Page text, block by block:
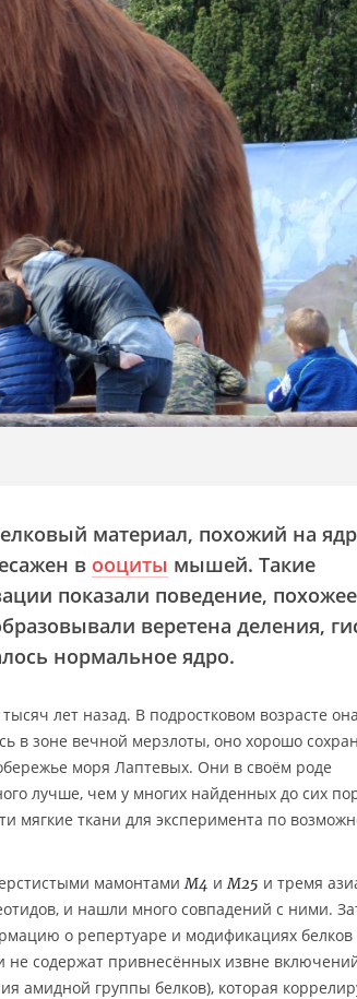
материал, похожий на
в ооциты мышей. Такие
показали поведение, похожее
веретена деления,
нормальное ядро.
лет назад. В подростковом возрасте она
в зоне вечной мерзлоты, оно хорошо
моря Лаптевых. Они в своём роде
лучше, чем у многих найденных до сих
мягкие ткани для эксперимента по
мамонтамиM4 иM25 и тремя
и нашли много совпадений с ними.
о репертуаре и модификациях белков
не содержат привнесённых извне
амидной группы белков), которая